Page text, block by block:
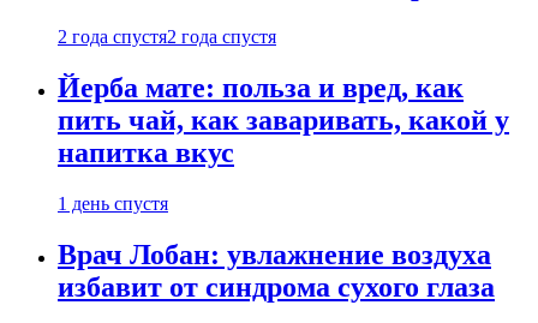
2 года спустя2 года спустя
Йерба мате: польза и вред, как
пить чай, как заваривать, какой у
напитка вкус
1 день спустя
Врач Лобан: увлажнение воздуха
избавит от синдрома сухого глаза